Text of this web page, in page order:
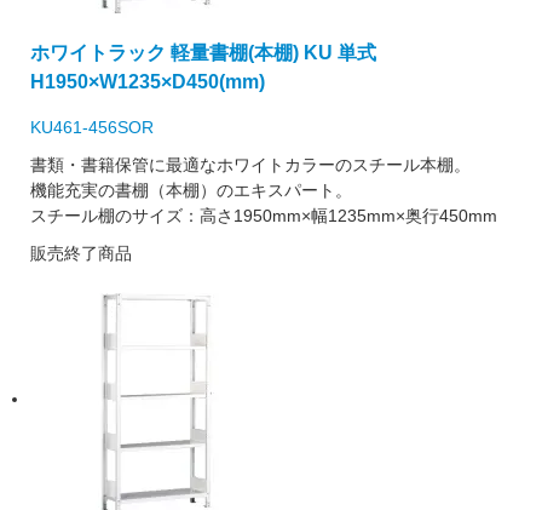
ホワイトラック 軽量書棚(本棚) KU 単式
H1950×W1235×D450(mm)
KU461-456SOR
書類・書籍保管に最適なホワイトカラーのスチール本棚。
機能充実の書棚（本棚）のエキスパート。
スチール棚のサイズ：高さ1950mm×幅1235mm×奥行450mm
販売終了商品